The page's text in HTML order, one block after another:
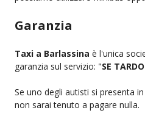
Garanzia
Taxi a Barlassina è l'unica
garanzia sul servizio: "SE
Se uno degli autisti si presenta
non sarai tenuto a pagare nulla.